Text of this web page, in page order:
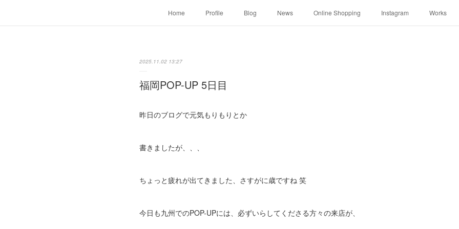
Home Profile Blog News Online Shopping Instagram Works
2025.11.02 13:27
福岡POP-UP 5日目
昨日のブログで元気もりもりとか
書きましたが、、、
ちょっと疲れが出てきました、さすがに歳ですね 笑
今日も九州でのPOP-UPには、必ずいらしてくださる方々の来店が、